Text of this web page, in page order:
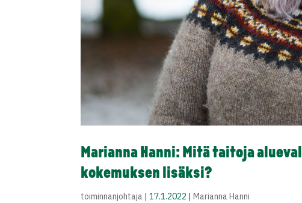
Marianna Hanni: Mitä taitoja
kokemuksen lisäksi?
toiminnanjohtaja |17.1.2022 |Marianna Hanni